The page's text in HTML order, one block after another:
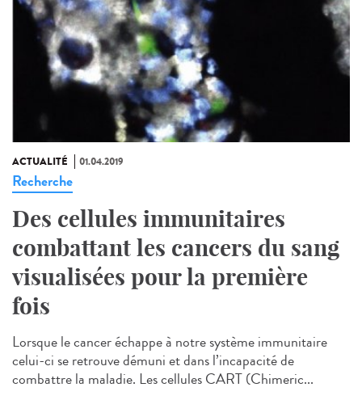
ACTUALITÉ 01.04.2019
Recherche
Des cellules immunitaires
combattant les cancers du sang
visualisées pour la première
fois
Lorsque le cancer échappe à notre système immunitaire
celui-ci se retrouve démuni et dans l’incapacité de
combattre la maladie. Les cellules CART (Chimeric...